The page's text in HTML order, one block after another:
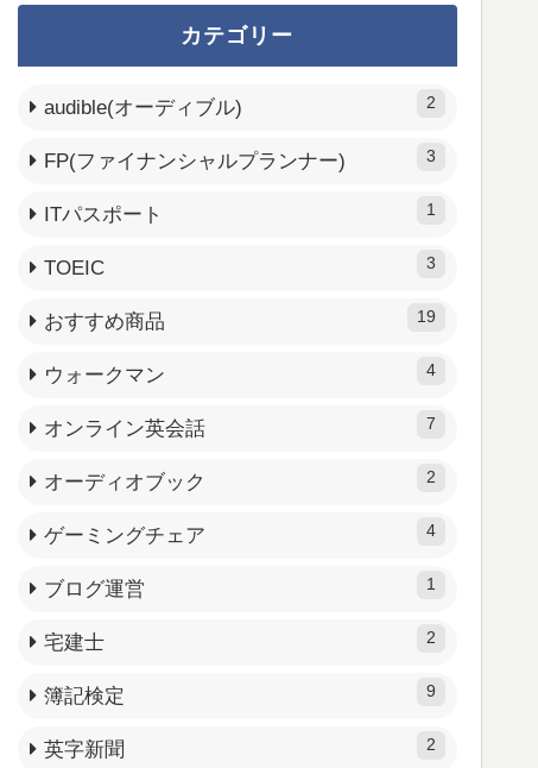
カテゴリー
audible(オーディブル) 2
FP(ファイナンシャルプランナー) 3
ITパスポート 1
TOEIC 3
おすすめ商品 19
ウォークマン 4
オンライン英会話 7
オーディオブック 2
ゲーミングチェア 4
ブログ運営 1
宅建士 2
簿記検定 9
英字新聞 2